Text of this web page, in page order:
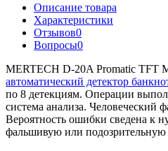
Описание товара
Характеристики
Отзывов0
Вопросы0
MERTECH D-20A Promatic TFT
автоматический детектор
по 8 детекциям. Операции
система анализа. Человеческий
Вероятность ошибки сведена к
фальшивую или подозрительную